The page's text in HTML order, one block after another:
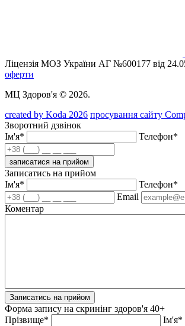
Ліцензія МОЗ України АГ №600177 від
оферти
МЦ Здоров'я © 2026.
created by Koda 2026 просування сайту
Зворотний дзвінок
Ім'я*
Телефон*
записатися на прийом
Записатись на прийом
Ім'я*
Телефон*
Email
Коментар
Записатись на прийом
Форма запису на скринінг здоров'я 40+
Прізвище*
Ім'я*